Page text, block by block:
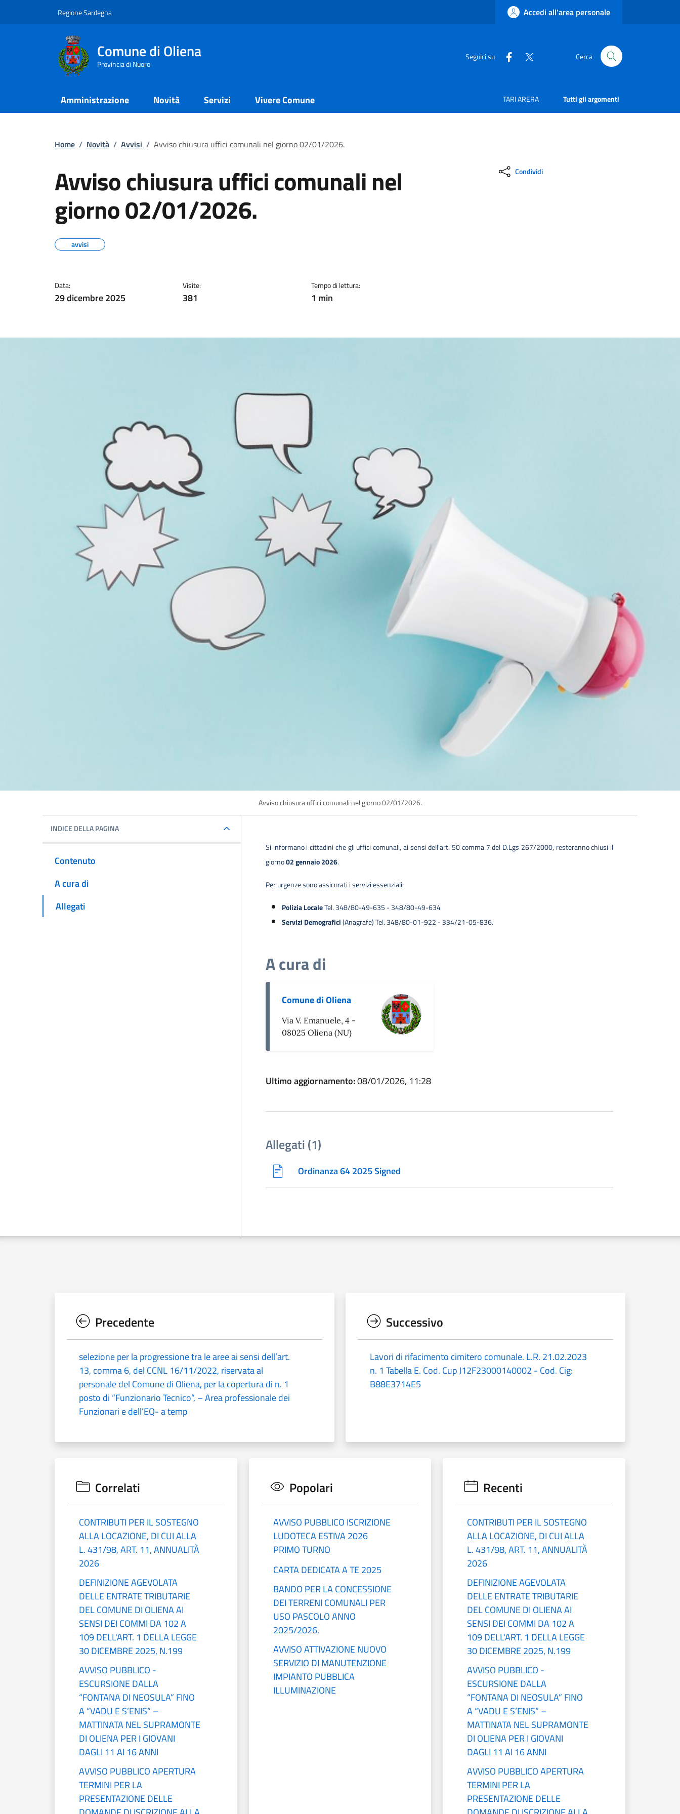
Regione Sardegna Accedi all'area personale
Comune di Oliena
Provincia di Nuoro
Seguici su Cerca
Amministrazione Novità Servizi Vivere Comune TARI ARERA Tutti gli argomenti
Home / Novità / Avvisi / Avviso chiusura uffici comunali nel giorno 02/01/2026.
Avviso chiusura uffici comunali nel
giorno 02/01/2026.
avvisi
Data:
29 dicembre 2025
Visite:
381
Tempo di lettura:
1 min
Condividi
Avviso chiusura uffici comunali nel giorno 02/01/2026.
INDICE DELLA PAGINA
Contenuto
A cura di
Allegati
Si informano i cittadini che gli uffici comunali, ai sensi dell'art. 50 comma 7 del D.Lgs 267/2000, resteranno chiusi il
giorno02 gennaio 2026.
Per urgenze sono assicurati i servizi essenziali:
Polizia LocaleTel. 348/80-49-635 - 348/80-49-634
Servizi Demografici(Anagrafe) Tel. 348/80-01-922 - 334/21-05-836.
A cura di
Comune di Oliena
Via V. Emanuele, 4 -
08025 Oliena (NU)
Ultimo aggiornamento:08/01/2026, 11:28
Allegati (1)
Ordinanza 64 2025 Signed
Precedente
selezione per la progressione tra le aree ai sensi dell’art.
13, comma 6, del CCNL 16/11/2022, riservata al
personale del Comune di Oliena, per la copertura di n. 1
posto di “Funzionario Tecnico”, – Area professionale dei
Funzionari e dell’EQ- a temp
Successivo
Lavori di rifacimento cimitero comunale. L.R. 21.02.2023
n. 1 Tabella E. Cod. Cup J12F23000140002 - Cod. Cig:
B88E3714E5
Correlati
CONTRIBUTI PER IL SOSTEGNO
ALLA LOCAZIONE, DI CUI ALLA
L. 431/98, ART. 11, ANNUALITÀ
2026
DEFINIZIONE AGEVOLATA
DELLE ENTRATE TRIBUTARIE
DEL COMUNE DI OLIENA AI
SENSI DEI COMMI DA 102 A
109 DELL'ART. 1 DELLA LEGGE
30 DICEMBRE 2025, N.199
AVVISO PUBBLICO -
ESCURSIONE DALLA
“FONTANA DI NEOSULA” FINO
A “VADU E S’ENIS” –
MATTINATA NEL SUPRAMONTE
DI OLIENA PER I GIOVANI
DAGLI 11 AI 16 ANNI
AVVISO PUBBLICO APERTURA
TERMINI PER LA
PRESENTAZIONE DELLE
Popolari
AVVISO PUBBLICO ISCRIZIONE
LUDOTECA ESTIVA 2026
PRIMO TURNO
CARTA DEDICATA A TE 2025
BANDO PER LA CONCESSIONE
DEI TERRENI COMUNALI PER
USO PASCOLO ANNO
2025/2026.
AVVISO ATTIVAZIONE NUOVO
SERVIZIO DI MANUTENZIONE
IMPIANTO PUBBLICA
ILLUMINAZIONE
Recenti
CONTRIBUTI PER IL SOSTEGNO
ALLA LOCAZIONE, DI CUI ALLA
L. 431/98, ART. 11, ANNUALITÀ
2026
DEFINIZIONE AGEVOLATA
DELLE ENTRATE TRIBUTARIE
DEL COMUNE DI OLIENA AI
SENSI DEI COMMI DA 102 A
109 DELL'ART. 1 DELLA LEGGE
30 DICEMBRE 2025, N.199
AVVISO PUBBLICO -
ESCURSIONE DALLA
“FONTANA DI NEOSULA” FINO
A “VADU E S’ENIS” –
MATTINATA NEL SUPRAMONTE
DI OLIENA PER I GIOVANI
DAGLI 11 AI 16 ANNI
AVVISO PUBBLICO APERTURA
TERMINI PER LA
PRESENTAZIONE DELLE